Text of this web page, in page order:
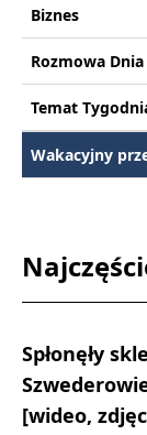
Biznes
Rozmowa Dnia
Temat
Wakacyjny
Spłonęły
[wideo,